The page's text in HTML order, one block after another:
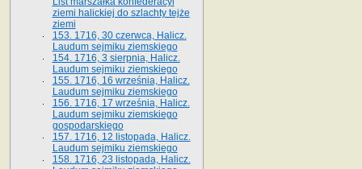
ziemi halickiej do szlachty tejże
ziemi
153. 1716, 30 czerwca, Halicz.
Laudum sejmiku ziemskiego
154. 1716, 3 sierpnia, Halicz.
Laudum sejmiku ziemskiego
155. 1716, 16 września, Halicz.
Laudum sejmiku ziemskiego
156. 1716, 17 września, Halicz.
Laudum sejmiku ziemskiego
gospodarskiego
157. 1716, 12 listopada, Halicz.
Laudum sejmiku ziemskiego
158. 1716, 23 listopada, Halicz.